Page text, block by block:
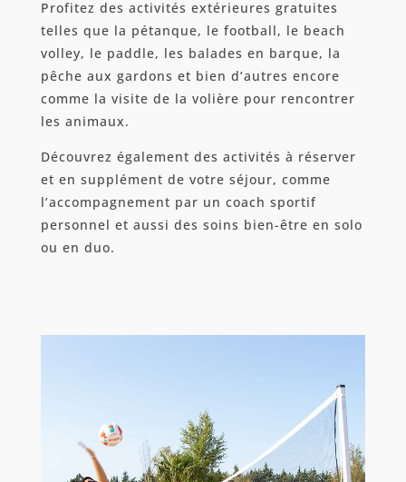
Profitez des activités extérieures gratuites
telles que la pétanque, le football, le beach
volley, le paddle, les balades en barque, la
pêche aux gardons et bien d’autres encore
comme la visite de la volière pour rencontrer
les animaux.
Découvrez également des activités à réserver
et en supplément de votre séjour, comme
l’accompagnement par un coach sportif
personnel et aussi des soins bien-être en solo
ou en duo.